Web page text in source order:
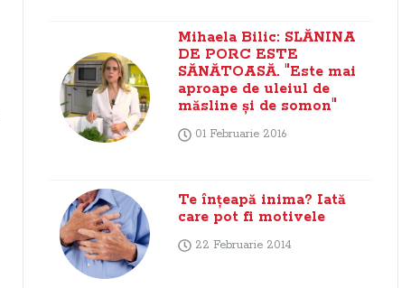
Mihaela Bilic: SLĂNINA
DE PORC ESTE
SĂNĂTOASĂ. "Este mai
aproape de uleiul de
măsline şi de somon"
01 Februarie 2016
Te înţeapă inima? Iată
care pot fi motivele
22 Februarie 2014